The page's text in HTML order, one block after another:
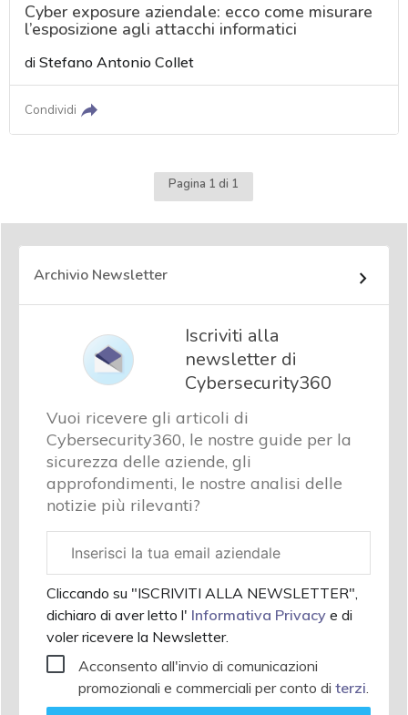
Cyber exposure aziendale: ecco come misurare
l’esposizione agli attacchi informatici
diStefano Antonio Collet
Condividi
Pagina 1 di 1
Archivio Newsletter
Iscriviti alla
newsletter di
Cybersecurity360
Vuoi ricevere gli articoli di
Cybersecurity360, le nostre guide per la
sicurezza delle aziende, gli
approfondimenti, le nostre analisi delle
notizie più rilevanti?
aziendale
Cliccando su "ISCRIVITI ALLA NEWSLETTER",
dichiaro di aver letto l' Informativa Privacy e di
voler ricevere la Newsletter.
Acconsento all'invio di comunicazioni
promozionali e commerciali per conto di terzi.